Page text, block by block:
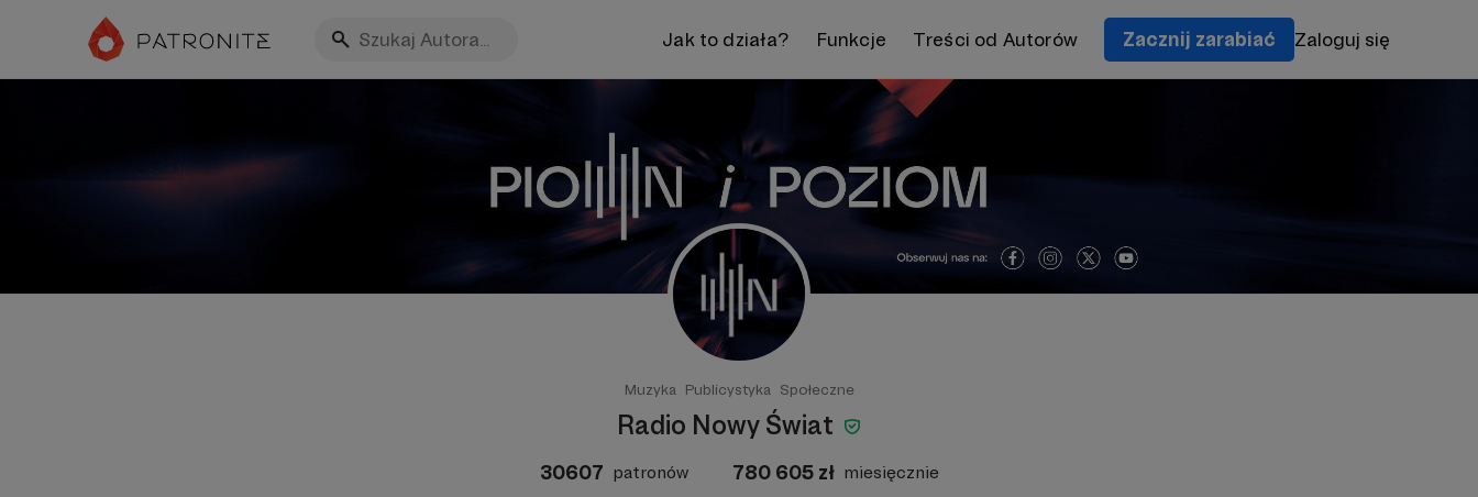
Jak to działa? Funkcje Treści od Autorów Zacznij zarabiać Zaloguj się
Muzyka Publicystyka Społeczne
Radio Nowy Świat
30607 patronów 780 605 zł miesięcznie